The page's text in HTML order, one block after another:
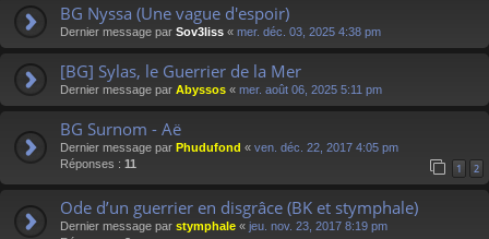
BG Nyssa (Une vague d'espoir)
Dernier message par Sov3liss « mer. déc. 03, 2025 4:38 pm
[BG] Sylas, le Guerrier de la Mer
Dernier message par Abyssos « mer. août 06, 2025 5:11 pm
BG Surnom - Aë
Dernier message par Phudufond « ven. déc. 22, 2017 4:05 pm
Réponses : 11 1 2
Ode d’un guerrier en disgrâce (BK et stymphale)
Dernier message par stymphale « jeu. nov. 23, 2017 8:19 pm